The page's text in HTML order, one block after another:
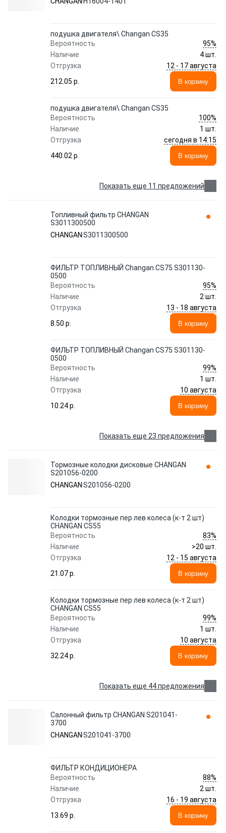
подушка двигателя\ Changan CS35
Вероятность
95%
Наличие
4 шт.
Отгрузка
12 - 17 августа
212.05 p.
В корзину
подушка двигателя\ Changan CS35
Вероятность
100%
Наличие
1 шт.
Отгрузка
сегодня в 14:15
440.02 p.
В корзину
Показать еще 11 предложений
Топливный фильтр CHANGAN
S3011300500
CHANGAN S3011300500
ФИЛЬТР ТОПЛИВНЫЙ Changan CS75 S301130-
0500
Вероятность
95%
Наличие
2 шт.
Отгрузка
13 - 18 августа
8.50 p.
В корзину
ФИЛЬТР ТОПЛИВНЫЙ Changan CS75 S301130-
0500
Вероятность
99%
Наличие
1 шт.
Отгрузка
10 августа
10.24 p.
В корзину
Показать еще 23 предложения
Тормозные колодки дисковые CHANGAN
S201056-0200
CHANGAN S201056-0200
Колодки тормозные пер лев колеса (к-т 2 шт)
CHANGAN CS55
Вероятность
83%
Наличие
>20 шт.
Отгрузка
12 - 15 августа
21.07 p.
В корзину
Колодки тормозные пер лев колеса (к-т 2 шт)
CHANGAN CS55
Вероятность
99%
Наличие
1 шт.
Отгрузка
10 августа
32.24 p.
В корзину
Показать еще 44 предложения
Салонный фильтр CHANGAN S201041-
3700
CHANGAN S201041-3700
ФИЛЬТР КОНДИЦИОНЕРА
Вероятность
88%
Наличие
2 шт.
Отгрузка
16 - 19 августа
13.69 p.
В корзину